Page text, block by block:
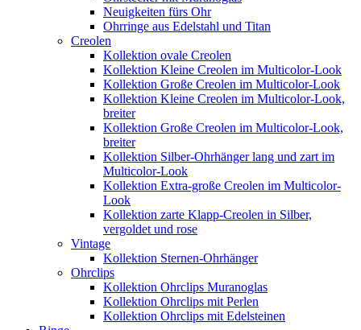
Neuigkeiten fürs Ohr
Ohrringe aus Edelstahl und Titan
Creolen
Kollektion ovale Creolen
Kollektion Kleine Creolen im Multicolor-Look
Kollektion Große Creolen im Multicolor-Look
Kollektion Kleine Creolen im Multicolor-Look,
breiter
Kollektion Große Creolen im Multicolor-Look,
breiter
Kollektion Silber-Ohrhänger lang und zart im
Multicolor-Look
Kollektion Extra-große Creolen im Multicolor-
Look
Kollektion zarte Klapp-Creolen in Silber,
vergoldet und rose
Vintage
Kollektion Sternen-Ohrhänger
Ohrclips
Kollektion Ohrclips Muranoglas
Kollektion Ohrclips mit Perlen
Kollektion Ohrclips mit Edelsteinen